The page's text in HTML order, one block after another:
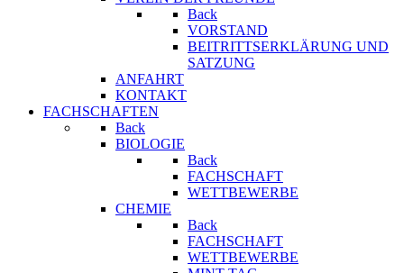
Back
VORSTAND
BEITRITTSERKLÄRUNG UND
SATZUNG
ANFAHRT
KONTAKT
FACHSCHAFTEN
Back
BIOLOGIE
Back
FACHSCHAFT
WETTBEWERBE
CHEMIE
Back
FACHSCHAFT
WETTBEWERBE